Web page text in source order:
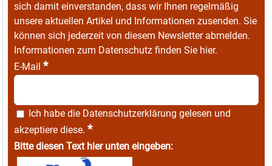
sich damit einverstanden, dass wir Ihnen regelmäßig
unsere aktuellen Artikel und Informationen zusenden. Sie
können sich jederzeit von diesem Newsletter abmelden.
Informationen zum Datenschutz finden Sie hier.
E-Mail *
Ich habe die Datenschutzerklärung gelesen und
akzeptiere diese. *
Bitte diesen Text hier unten eingeben: